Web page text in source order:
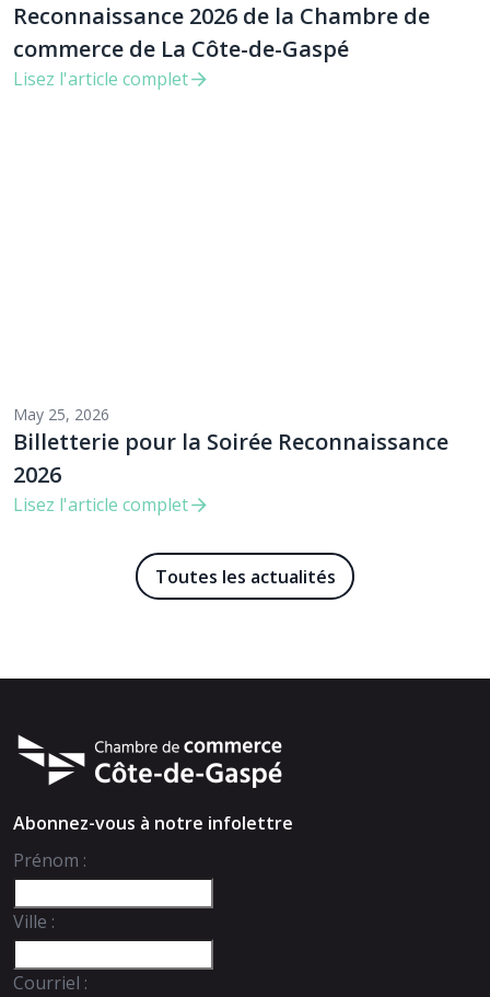
Reconnaissance 2026 de la Chambre de
commerce de La Côte-de-Gaspé
Lisez l'article complet
May 25, 2026
Billetterie pour la Soirée Reconnaissance
2026
Lisez l'article complet
Toutes les actualités
Abonnez-vous à notre infolettre
Prénom :
Ville :
Courriel :